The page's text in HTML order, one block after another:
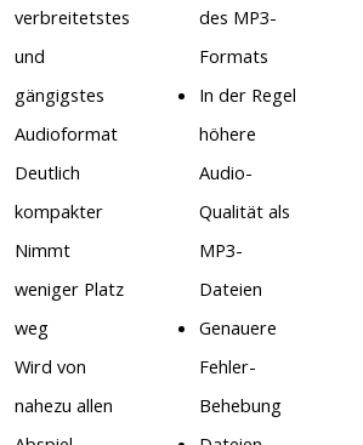
verbreitetstes
und
gängigstes
Audioformat
Deutlich
kompakter
Nimmt
weniger Platz
weg
Wird von
nahezu allen
des MP3-
Formats
In der Regel
höhere
Audio-
Qualität als
MP3-
Dateien
Genauere
Fehler-
Behebung